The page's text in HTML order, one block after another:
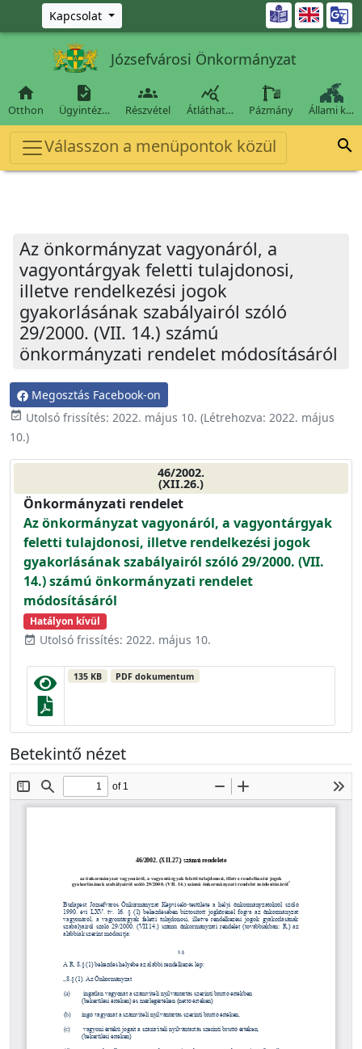
Ugrás a fő tartalomra
Kapcsolat 
Józsefvárosi Önkormányzat

Otthon

Ügyintéz…

Részvétel

Átláthat… Pázmány Állami k…
Válasszon a menüpontok közül 
Az önkormányzat vagyonáról, a
vagyontárgyak feletti tulajdonosi,
illetve rendelkezési jogok
gyakorlásának szabályairól szóló
29/2000. (VII. 14.) számú
önkormányzati rendelet módosításáról
Megosztás Facebook-on
event_available Utolsó frissítés: 2022. május 10. (Létrehozva: 2022. május
10.)
46/2002.
(XII.26.)
Önkormányzati rendelet
Az önkormányzat vagyonáról, a vagyontárgyak
feletti tulajdonosi, illetve rendelkezési jogok
gyakorlásának szabályairól szóló 29/2000. (VII.
14.) számú önkormányzati rendelet
módosításáról
Hatályon kívül
event_available Utolsó frissítés: 2022. május 10.
135 KB PDF dokumentum
Betekintő nézet